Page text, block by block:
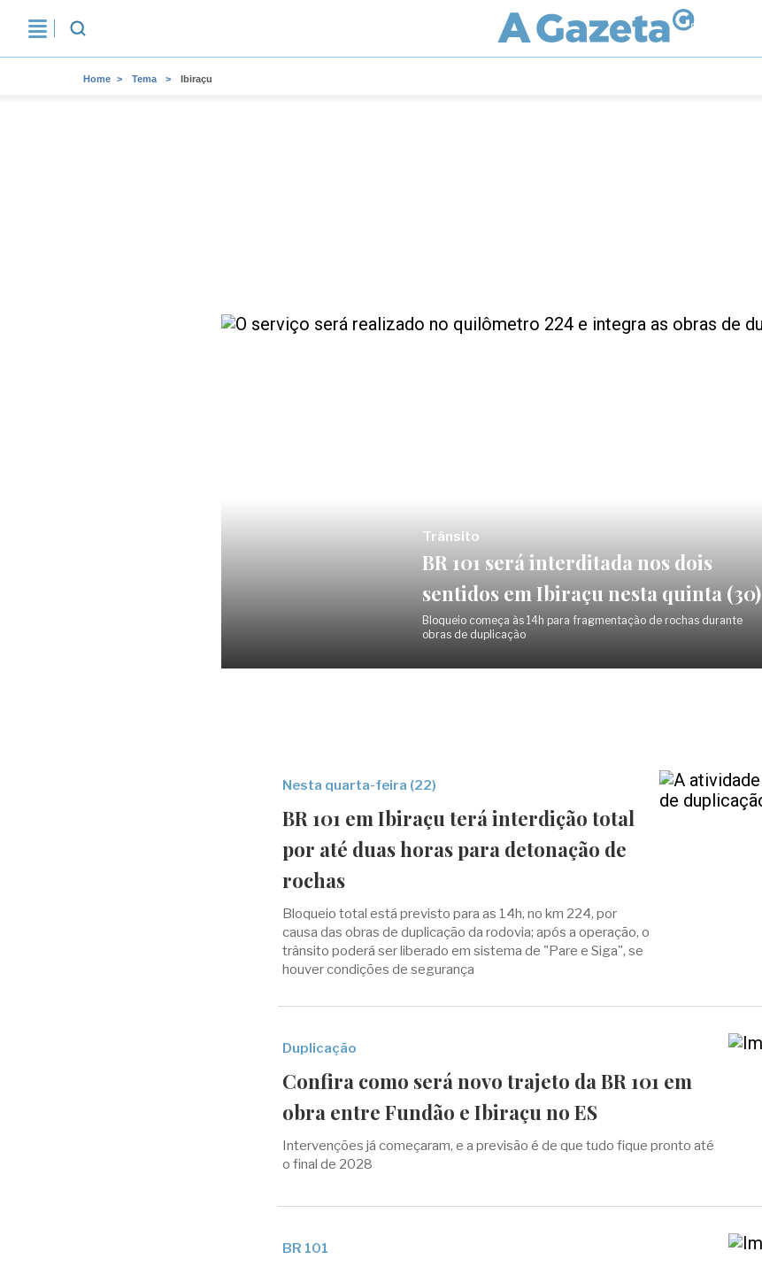
Home Tema Ibiraçu
Trânsito
BR 101 será interditada nos dois
sentidos em Ibiraçu nesta quinta (30)
Bloqueio começa às 14h para fragmentação de rochas durante
obras de duplicação
Nesta quarta-feira (22)
BR 101 em Ibiraçu terá interdição total
por até duas horas para detonação de
rochas
Bloqueio total está previsto para as 14h, no km 224, por
causa das obras de duplicação da rodovia; após a operação, o
trânsito poderá ser liberado em sistema de "Pare e Siga", se
houver condições de segurança
Duplicação
Confira como será novo trajeto da BR 101 em
obra entre Fundão e Ibiraçu no ES
Intervenções já começaram, e a previsão é de que tudo fique pronto até
o final de 2028
BR 101